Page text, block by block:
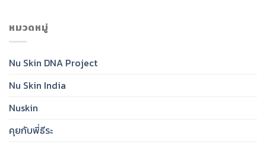
Glowing
Step
หมวดหมู่
Nu Skin DNA Project
Nu Skin India
Nuskin
คุยกับพี่ธีระ